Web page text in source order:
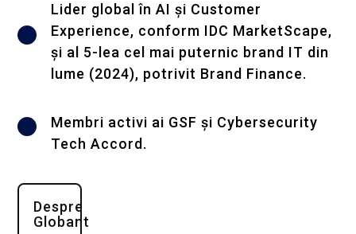
Lider global în AI și Customer
Experience, conform IDC MarketScape,
și al 5-lea cel mai puternic brand IT din
lume (2024), potrivit Brand Finance.
Membri activi ai GSF și Cybersecurity
Tech Accord.
Despre
Globant